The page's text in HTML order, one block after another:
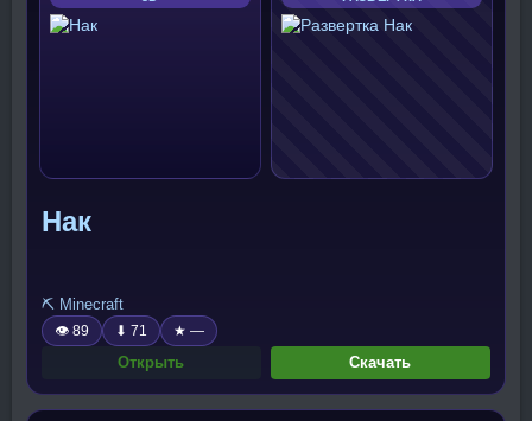
Нак
⛏️ Minecraft
👁 89 ⬇ 71 ★ —
Открыть Скачать